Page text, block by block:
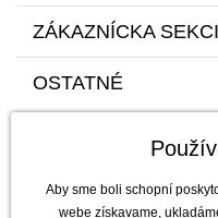
ZÁKAZNÍCKA
OSTATNÉ
Aby sme boli schopní
webe získavame,